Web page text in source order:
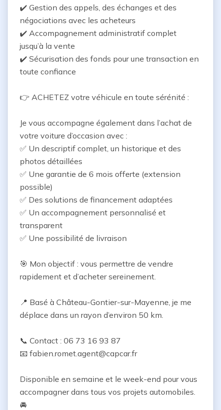
✔️ Gestion des appels, des échanges et des
négociations avec les acheteurs
✔️ Accompagnement administratif complet
jusqu’à la vente
✔️ Sécurisation des fonds pour une transaction en
toute confiance
👉 ACHETEZ votre véhicule en toute sérénité :
Je vous accompagne également dans l’achat de
votre voiture d’occasion avec :
✅ Un descriptif complet, un historique et des
photos détaillées
✅ Une garantie de 6 mois offerte (extension
possible)
✅ Des solutions de financement adaptées
✅ Un accompagnement personnalisé et
transparent
✅ Une possibilité de livraison
🎯 Mon objectif : vous permettre de vendre
rapidement et d’acheter sereinement.
📍 Basé à Château-Gontier-sur-Mayenne, je me
déplace dans un rayon d’environ 50 km.
📞 Contact : 06 73 16 93 87
📧 fabien.romet.agent@capcar.fr
Disponible en semaine et le week-end pour vous
accompagner dans tous vos projets automobiles.
🚘